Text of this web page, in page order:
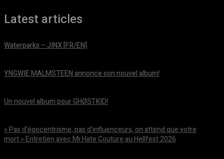
Latest articles
Waterparks – JINX [FR/EN]
YNGWIE MALMSTEEN annonce son nouvel album!
Un nouvel album pour GHØSTKID!
« Pas d’égocentrisme, pas d’influenceurs, on attend que votre
mort » Entretien avec Mr.Hate Couture au Hellfest 2026